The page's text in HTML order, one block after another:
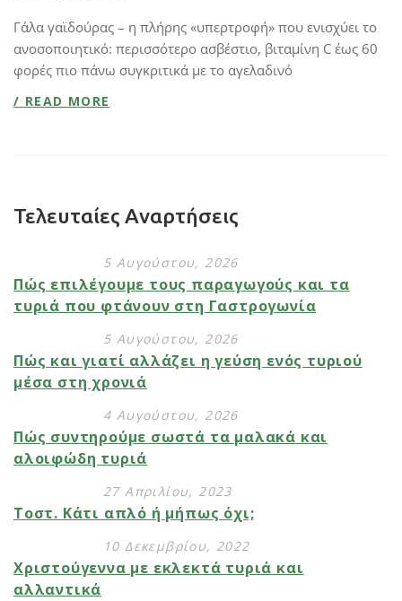
Γάλα γαϊδούρας – η πλήρης «υπερτροφή» που ενισχύει το
ανοσοποιητικό: περισσότερο ασβέστιο, βιταμίνη C έως 60
φορές πιο πάνω συγκριτικά με το αγελαδινό
/ READ MORE
Τελευταίες Αναρτήσεις
5 Αυγούστου, 2026
Πώς επιλέγουμε τους παραγωγούς και τα
τυριά που φτάνουν στη Γαστρογωνία
5 Αυγούστου, 2026
Πώς και γιατί αλλάζει η γεύση ενός τυριού
μέσα στη χρονιά
4 Αυγούστου, 2026
Πώς συντηρούμε σωστά τα μαλακά και
αλοιφώδη τυριά
27 Απριλίου, 2023
Τοστ. Κάτι απλό ή μήπως όχι;
10 Δεκεμβρίου, 2022
Χριστούγεννα με εκλεκτά τυριά και
αλλαντικά